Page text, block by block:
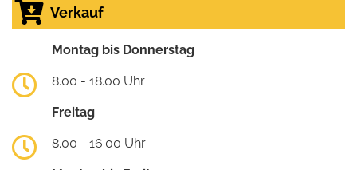
Verkauf
Montag bis Donnerstag
8.00 - 18.00 Uhr
Freitag
8.00 - 16.00 Uhr